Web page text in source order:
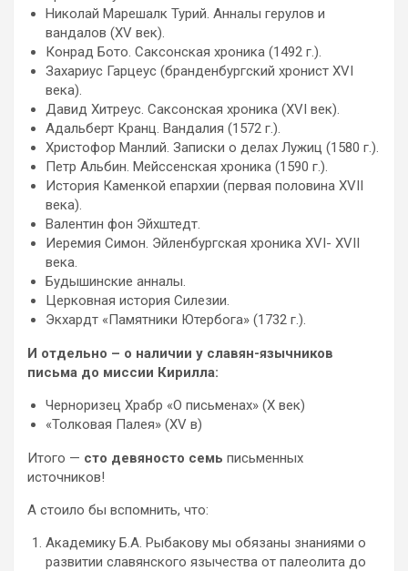
Николай Марешалк Турий. Анналы герулов и
вандалов (XV век).
Конрад Бото. Саксонская хроника (1492 г.).
Захариус Гарцеус (бранденбургский хронист XVI
века).
Давид Хитреус. Саксонская хроника (XVI век).
Адальберт Кранц. Вандалия (1572 г.).
Христофор Манлий. Записки о делах Лужиц (1580 г.).
Петр Альбин. Мейссенская хроника (1590 г.).
История Каменкой епархии (первая половина XVII
века).
Валентин фон Эйхштедт.
Иеремия Симон. Эйленбургская хроника XVI- XVII
века.
Будышинские анналы.
Церковная история Силезии.
Экхардт «Памятники Ютербога» (1732 г.).
И отдельно – о наличии у славян-язычников
письма до миссии Кирилла:
Черноризец Храбр «О письменах» (X век)
«Толковая Палея» (XV в)
Итого — сто девяносто семь письменных
источников!
А стоило бы вспомнить, что:
Академику Б.А. Рыбакову мы обязаны знаниями о
развитии славянского язычества от палеолита до